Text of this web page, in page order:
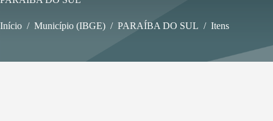
Início / Município (IBGE) / PARAÍBA DO SUL / Itens